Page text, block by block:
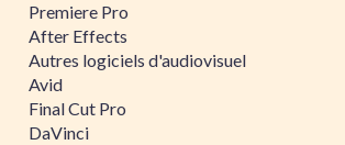
Premiere Pro
After Effects
Autres logiciels d'audiovisuel
Avid
Final Cut Pro
DaVinci